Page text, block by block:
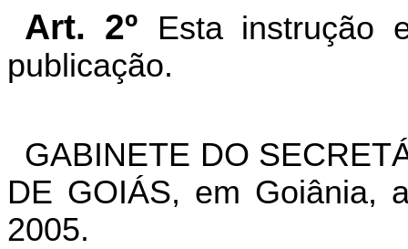
Art. 2º
Esta instrução
publicação.
GABINETE DO
DE GOIÁS, em Goiânia,
2005.